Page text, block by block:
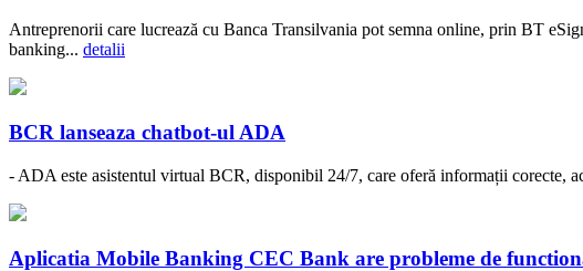
Antreprenorii care lucrează cu Banca Transilvania pot semna online, prin BT
banking... detalii
BCR lanseaza chatbot-ul ADA
- ADA este asistentul virtual BCR, disponibil 24/7, care oferă informații corecte,
Aplicatia Mobile Banking CEC Bank are probleme de